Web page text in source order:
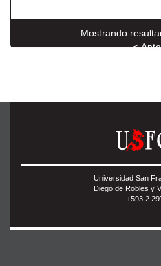
Mostrando
<
Universidad San
Diego de Robles y
+593 2